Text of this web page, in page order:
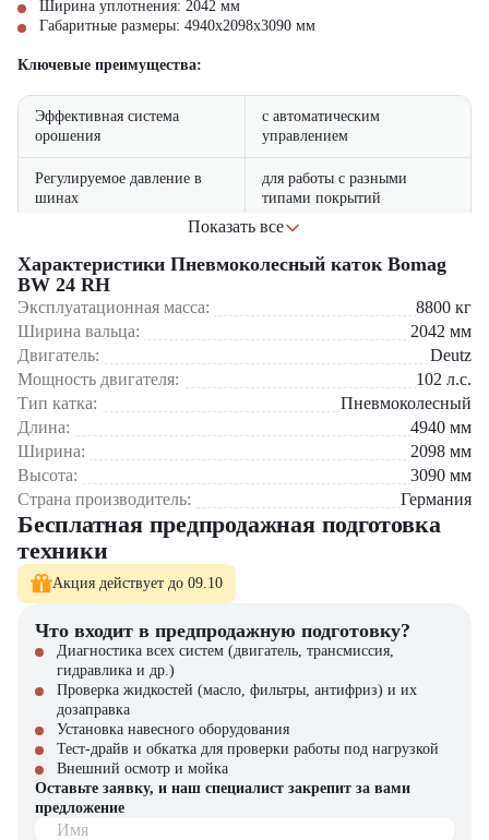
Ширина уплотнения: 2042 мм
Габаритные размеры: 4940х2098х3090 мм
Ключевые преимущества:
Эффективная система
орошения
с автоматическим
управлением
Регулируемое давление в
шинах
для работы с разными
типами покрытий
климат-контролем
Мощный двигатель
Deutz с низким расходом
Система BOMAG
ECONOMIZER
для оптимизации рабочих
параметров
Простота обслуживания
легкий доступ к основным
Области применения:
Финишное уплотнение асфальтобетонных покрытий
Строительство и ремонт автомагистралей
Укладка верхних слоев дорожного полотна
Работы на промышленных площадках и парковках
Создание ровных и долговечных дорожных поверхностей
Компания "ЦТО" предлагает:
Новые катки Bomag BW 24 RH с полной гарантией
производителя
Оригинальные запасные части и расходные материалы
Профессиональное сервисное обслуживание
Гибкие условия покупки и кредитования
Консультации опытных специалистов
Показать все
Характеристики Пневмоколесный каток Bomag
BW 24 RH
Эксплуатационная масса: 8800 кг
Ширина вальца:
2042 мм
Двигатель:
Deutz
Мощность двигателя:
102 л.с.
Тип катка:
Пневмоколесный
Длина:
4940 мм
Ширина:
2098 мм
Высота:
3090 мм
Страна производитель:
Германия
Бесплатная предпродажная подготовка
техники
Акция действует до 09.10
Что входит в предпродажную подготовку?
Диагностика всех систем (двигатель, трансмиссия,
гидравлика и др.)
Проверка жидкостей (масло, фильтры, антифриз) и их
дозаправка
Установка навесного оборудования
Тест-драйв и обкатка для проверки работы под нагрузкой
Внешний осмотр и мойка
Оставьте заявку, и наш специалист закрепит за вами
предложение
Имя